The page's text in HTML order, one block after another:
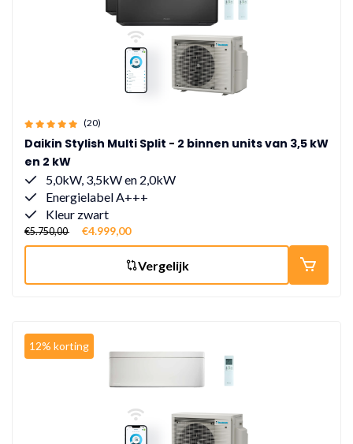
(20)
Daikin Stylish Multi Split - 2 binnen units van 3,5 kW
en 2 kW
5,0kW, 3,5kW en 2,0kW
Energielabel A+++
Kleur zwart
€5.750,00 €4.999,00
Vergelijk
12% korting